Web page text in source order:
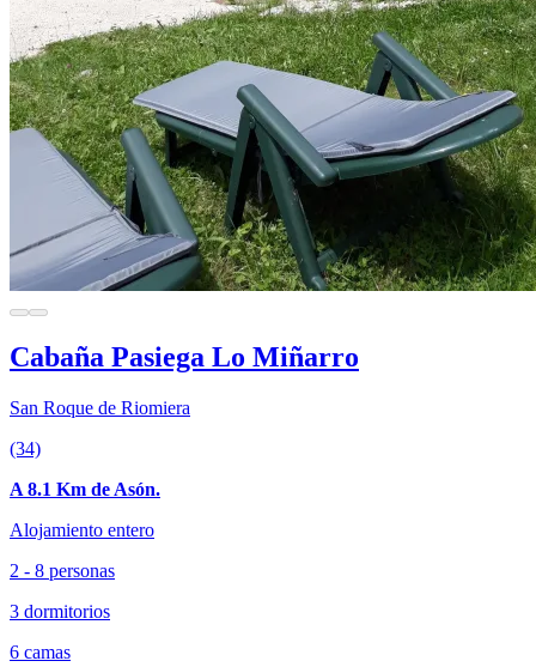
Cabaña Pasiega Lo Miñarro
San Roque de Riomiera
(34)
A 8.1 Km de Asón.
Alojamiento entero
2 - 8 personas
3 dormitorios
6 camas